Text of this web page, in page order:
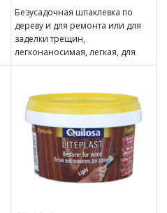
Безусадочная шпаклевка по
дереву и для ремонта или для
заделки трещин,
легконаносимая, легкая, для
наружных и внутренних работ.